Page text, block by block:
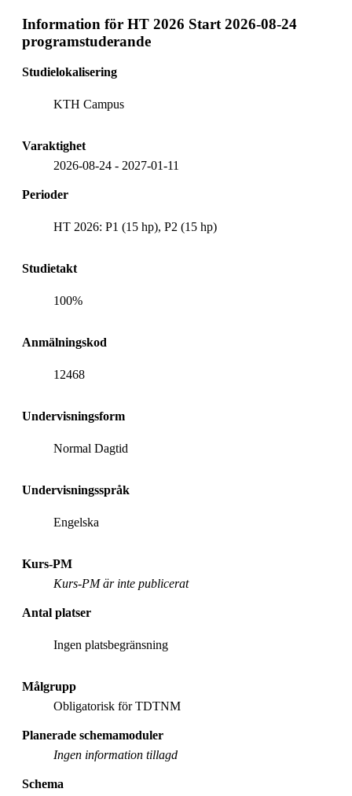
Information för HT 2026 Start 2026-08-24
programstuderande
Studielokalisering
KTH Campus
Varaktighet
2026-08-24 - 2027-01-11
Perioder
HT 2026: P1 (15 hp), P2 (15 hp)
Studietakt
100%
Anmälningskod
12468
Undervisningsform
Normal Dagtid
Undervisningsspråk
Engelska
Kurs-PM
Kurs-PM är inte publicerat
Antal platser
Ingen platsbegränsning
Målgrupp
Obligatorisk för TDTNM
Planerade schemamoduler
Ingen information tillagd
Schema